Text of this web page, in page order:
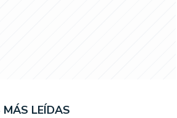
MÁS LEÍDAS